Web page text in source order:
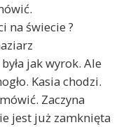
na świecie ?
jak wyrok. Ale
Kasia chodzi.
Zaczyna
jest już zamknięta